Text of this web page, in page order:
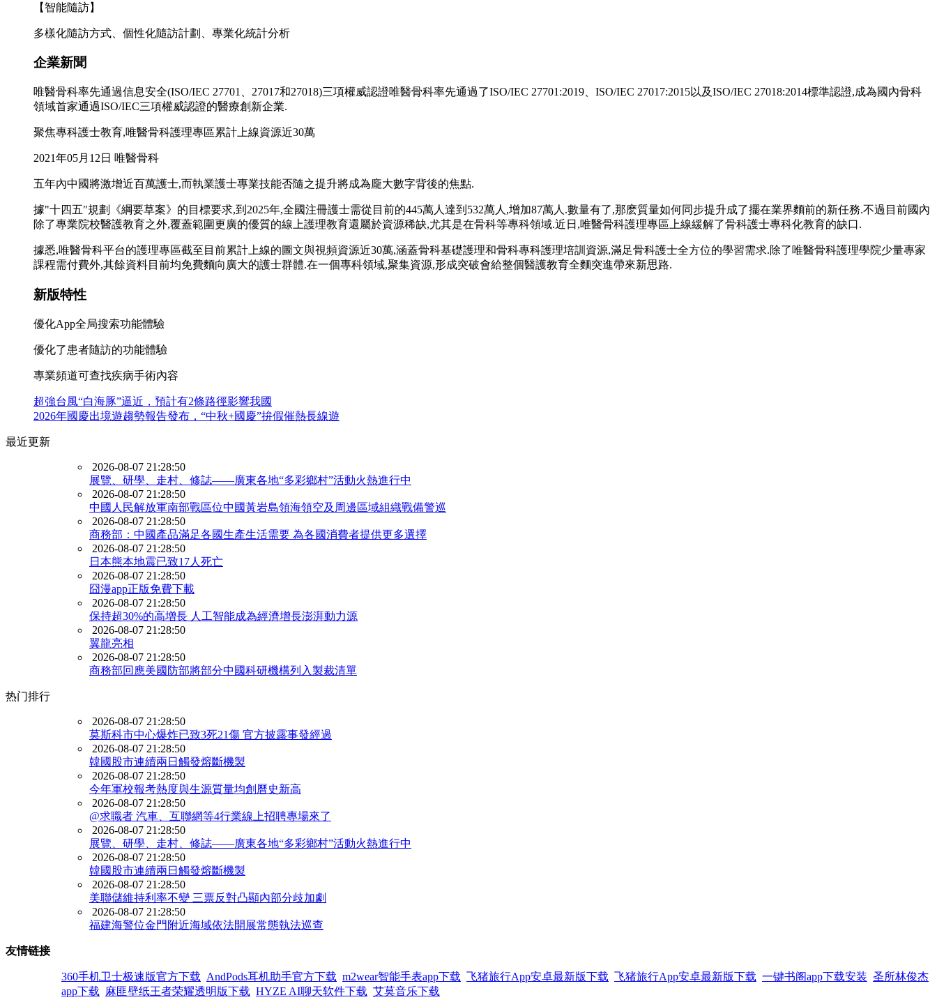
【智能隨訪】
多樣化隨訪方式、個性化隨訪計劃、專業化統計分析
企業新聞
唯醫骨科率先通過信息安全(ISO/IEC 27701、27017和27018)三項權威認證唯醫骨科率先通過了ISO/IEC 27701:2019、ISO/IEC 27017:2015以及ISO/IEC 27018:2014標準認證,成為國內骨科
領域首家通過ISO/IEC三項權威認證的醫療創新企業.
聚焦專科護士教育,唯醫骨科護理專區累計上線資源近30萬
2021年05月12日 唯醫骨科
五年內中國將激增近百萬護士,而執業護士專業技能否隨之提升將成為龐大數字背後的焦點.
據"十四五"規劃《綱要草案》的目標要求,到2025年,全國注冊護士需從目前的445萬人達到532萬人,增加87萬人.數量有了,那麽質量如何同步提升成了擺在業界麵前的新任務.不過目前國內
除了專業院校醫護教育之外,覆蓋範圍更廣的優質的線上護理教育還屬於資源稀缺,尤其是在骨科等專科領域.近日,唯醫骨科護理專區上線緩解了骨科護士專科化教育的缺口.
據悉,唯醫骨科平台的護理專區截至目前累計上線的圖文與視頻資源近30萬,涵蓋骨科基礎護理和骨科專科護理培訓資源,滿足骨科護士全方位的學習需求.除了唯醫骨科護理學院少量專家
課程需付費外,其餘資料目前均免費麵向廣大的護士群體.在一個專科領域,聚集資源,形成突破會給整個醫護教育全麵突進帶來新思路.
新版特性
優化App全局搜索功能體驗
優化了患者隨訪的功能體驗
專業頻道可查找疾病手術內容
超強台風“白海豚”逼近，預計有2條路徑影響我國
2026年國慶出境遊趨勢報告發布，“中秋+國慶”拚假催熱長線遊
最近更新
2026-08-07 21:28:50
展覽、研學、走村、修誌——廣東各地“多彩鄉村”活動火熱進行中
2026-08-07 21:28:50
中國人民解放軍南部戰區位中國黃岩島領海領空及周邊區域組織戰備警巡
2026-08-07 21:28:50
商務部：中國產品滿足各國生產生活需要 為各國消費者提供更多選擇
2026-08-07 21:28:50
日本熊本地震已致17人死亡
2026-08-07 21:28:50
囧漫app正版免費下載
2026-08-07 21:28:50
保持‌超30%的高增長 人工智能成為經濟增長澎湃動力源
2026-08-07 21:28:50
翼龍亮相
2026-08-07 21:28:50
商務部回應美國防部將部分中國科研機構列入製裁清單
热门排行
2026-08-07 21:28:50
莫斯科市中心爆炸已致3死21傷 官方披露事發經過
2026-08-07 21:28:50
韓國股市連續兩日觸發熔斷機製
2026-08-07 21:28:50
今年軍校報考熱度與生源質量均創曆史新高
2026-08-07 21:28:50
@求職者 汽車、互聯網等4行業線上招聘專場來了
2026-08-07 21:28:50
展覽、研學、走村、修誌——廣東各地“多彩鄉村”活動火熱進行中
2026-08-07 21:28:50
韓國股市連續兩日觸發熔斷機製
2026-08-07 21:28:50
美聯儲維持利率不變 三票反對凸顯內部分歧加劇
2026-08-07 21:28:50
福建海警位金門附近海域依法開展常態執法巡查
友情链接
360手机卫士极速版官方下载 AndPods耳机助手官方下载 m2wear智能手表app下载 飞猪旅行App安卓最新版下载 飞猪旅行App安卓最新版下载 一键书阁app下载安装 圣所林俊杰
app下载 麻匪壁纸王者荣耀透明版下载 HYZE AI聊天软件下载 艾莫音乐下载